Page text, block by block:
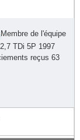
Membre de l'équipe
TDi 5P 1997
reçus 63